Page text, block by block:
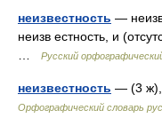
неизвестность — неизв
неизв естность, и
…
Русский
неизвестность — (3 ж),
Орфографический словарь